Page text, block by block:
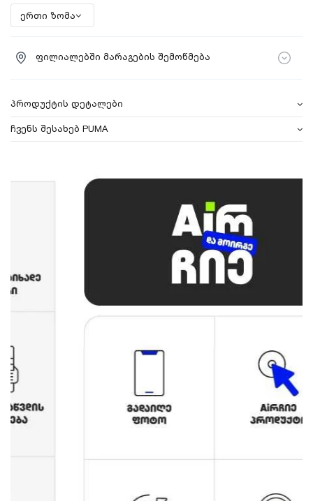
ფილიალებში მარაგების შემოწმება
პროდუქტის დეტალები
ჩვენს შესახებ PUMA